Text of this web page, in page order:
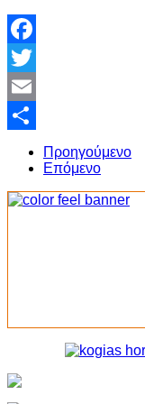
Facebook
Twitter
Email
Share
Προηγούμενο
Επόμενο